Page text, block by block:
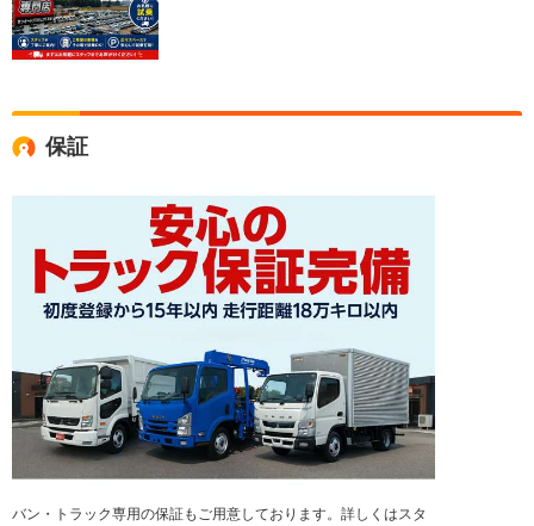
保証
バン・トラック専用の保証もご用意しております。詳しくはスタ